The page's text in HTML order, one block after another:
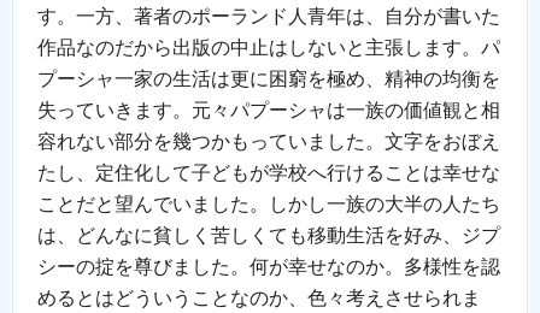
す。一方、著者のポーランド人青年は、自分が書いた
作品なのだから出版の中止はしないと主張します。パ
プーシャ一家の生活は更に困窮を極め、精神の均衡を
失っていきます。元々パプーシャは一族の価値観と相
容れない部分を幾つかもっていました。文字をおぼえ
たし、定住化して子どもが学校へ行けることは幸せな
ことだと望んでいました。しかし一族の大半の人たち
は、どんなに貧しく苦しくても移動生活を好み、ジプ
シーの掟を尊びました。何が幸せなのか。多様性を認
めるとはどういうことなのか、色々考えさせられま